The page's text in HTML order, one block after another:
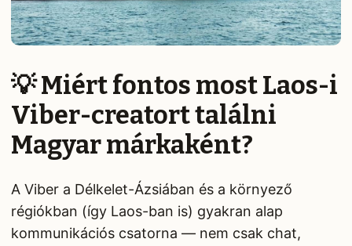
💡 Miért fontos most Laos-i
Viber-creatort találni
Magyar márkaként?
A Viber a Délkelet-Ázsiában és a környező
régiókban (így Laos-ban is) gyakran alap
kommunikációs csatorna — nem csak chat,